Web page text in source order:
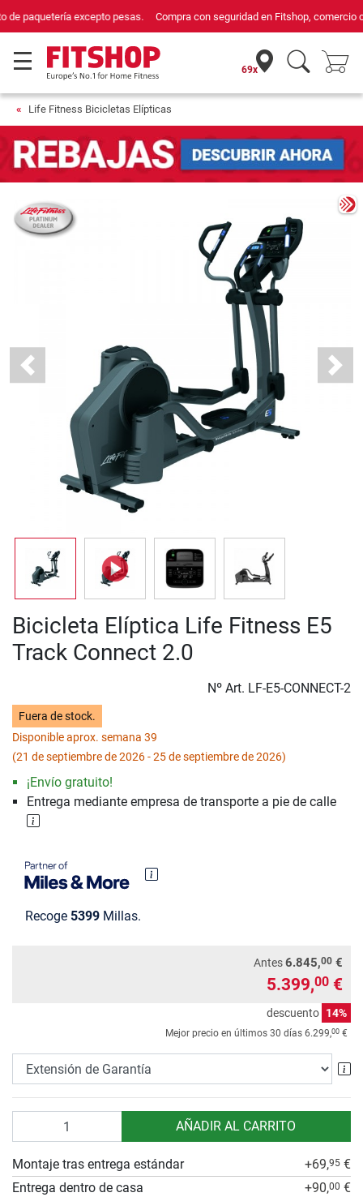
Compra con seguridad en Fitshop, comercio con sello de Confianza Online.
69x
Life Fitness Bicicletas Elípticas
Previous Next
Bicicleta Elíptica Life Fitness E5
Track Connect 2.0
Nº Art. LF-E5-CONNECT-2
Fuera de stock.
Disponible aprox. semana 39
(21 de septiembre de 2026 - 25 de septiembre de 2026)
¡Envío gratuito!
Entrega mediante empresa de transporte a pie de calle
Recoge 5399 Millas.
Antes6.845,00 €
5.399,00 €
descuento 14%
Mejor precio en últimos 30 días 6.299,00 €
AÑADIR AL CARRITO
Montaje tras entrega estándar +69,95 €
Entrega dentro de casa
+90,00 €